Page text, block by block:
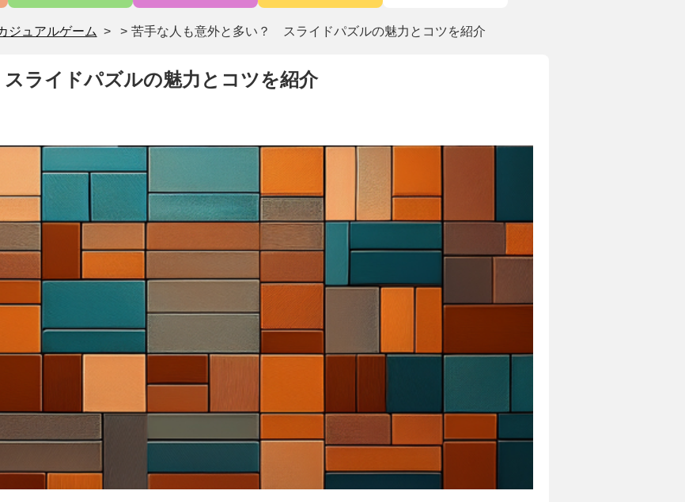
ジュアルゲーム > 苦手な人も意外と多い？ スライドパズルの魅力とコツを紹介
ライドパズルの魅力とコツを紹介